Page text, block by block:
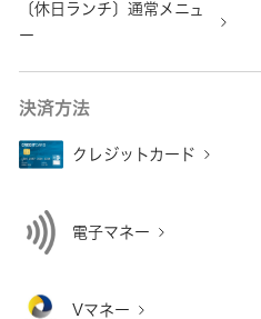
〔休日ランチ〕通常メニュ
ー
決済方法
クレジットカード
電子マネー
Vマネー